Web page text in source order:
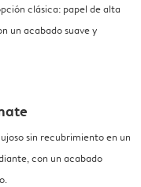
clásica: papel de alta
un acabado suave y
sin recubrimiento en un
con un acabado